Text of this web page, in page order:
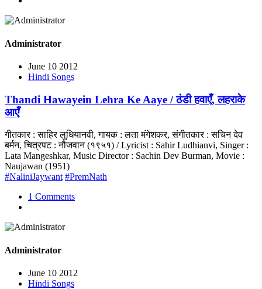
Administrator
June 10 2012
Hindi Songs
Thandi Hawayein Lehra Ke Aaye / ठंडी हवाएँ, लहराके
आएँ
गीतकार : साहिर लुधियानवी, गायक : लता मंगेशकर, संगीतकार : सचिन देव
बर्मन, चित्रपट : नौजवान (१९५१) / Lyricist : Sahir Ludhianvi, Singer :
Lata Mangeshkar, Music Director : Sachin Dev Burman, Movie :
Naujawan (1951)
#NaliniJaywant #PremNath
1 Comments
Administrator
June 10 2012
Hindi Songs